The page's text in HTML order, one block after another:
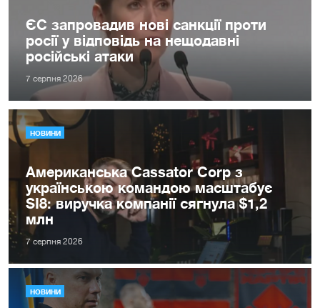
ЄС запровадив нові санкції проти
росії у відповідь на нещодавні
російські атаки
7 серпня 2026
НОВИНИ
Американська Cassator Corp з
українською командою масштабує
SI8: виручка компанії сягнула $1,2
млн
7 серпня 2026
НОВИНИ